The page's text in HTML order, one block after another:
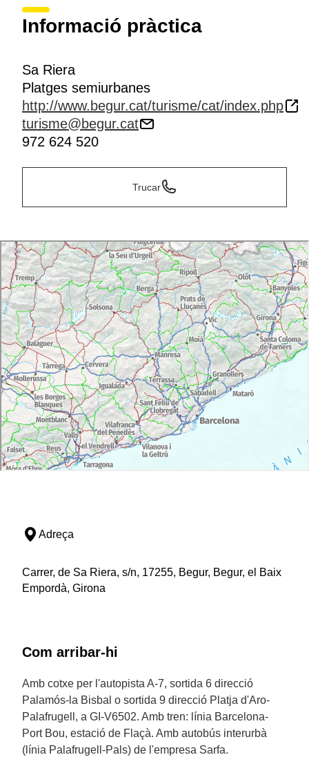
Informació pràctica
Sa Riera
Platges semiurbanes
http://www.begur.cat/turisme/cat/index.php
turisme@begur.cat
972 624 520
Trucar
Adreça
Carrer, de Sa Riera, s/n, 17255, Begur, Begur, el Baix
Empordà, Girona
Com arribar-hi
Amb cotxe per l'autopista A-7, sortida 6 direcció
Palamós-la Bisbal o sortida 9 direcció Platja d'Aro-
Palafrugell, a GI-V6502. Amb tren: línia Barcelona-
Port Bou, estació de Flaçà. Amb autobús interurbà
(línia Palafrugell-Pals) de l'empresa Sarfa.